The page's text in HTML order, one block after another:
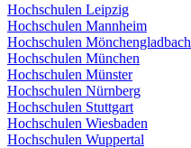
Hochschulen Leipzig
Hochschulen Mannheim
Hochschulen Mönchengladbach
Hochschulen München
Hochschulen Münster
Hochschulen Nürnberg
Hochschulen Stuttgart
Hochschulen Wiesbaden
Hochschulen Wuppertal